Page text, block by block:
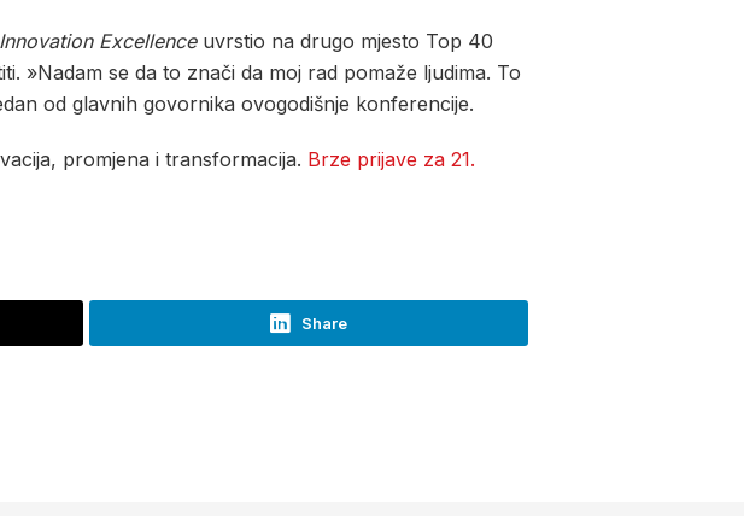
Innovation Excellenceuvrstio na drugo mjesto Top 40
»Nadam se da to znači da moj rad pomaže ljudima. To
od glavnih govornika ovogodišnje konferencije.
promjena i transformacija. Brze prijave za 21.
Share